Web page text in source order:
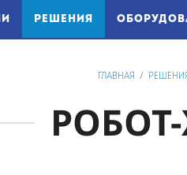
РЕШЕНИЯ (CURRENT)
ГЛАВНАЯ /